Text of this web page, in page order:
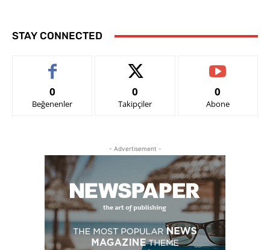
STAY CONNECTED
0
Beğenenler
0
Takipçiler
0
Abone
- Advertisement -